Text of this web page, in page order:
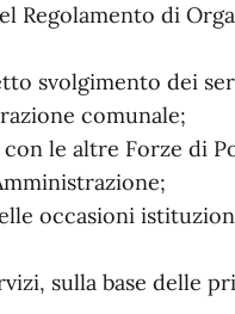
Regolamento di
svolgimento dei
comunale;
le altre Forze di
occasioni
sulla base delle